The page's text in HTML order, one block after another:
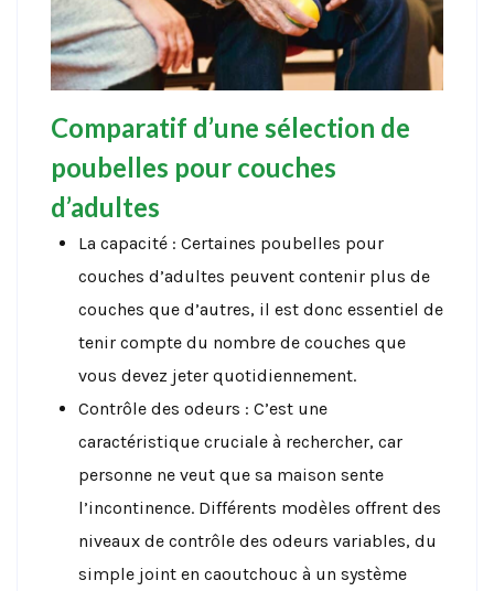
Comparatif d’une sélection de
poubelles pour couches
d’adultes
La capacité : Certaines poubelles pour
couches d’adultes peuvent contenir plus de
couches que d’autres, il est donc essentiel de
tenir compte du nombre de couches que
vous devez jeter quotidiennement.
Contrôle des odeurs : C’est une
caractéristique cruciale à rechercher, car
personne ne veut que sa maison sente
l’incontinence. Différents modèles offrent des
niveaux de contrôle des odeurs variables, du
simple joint en caoutchouc à un système